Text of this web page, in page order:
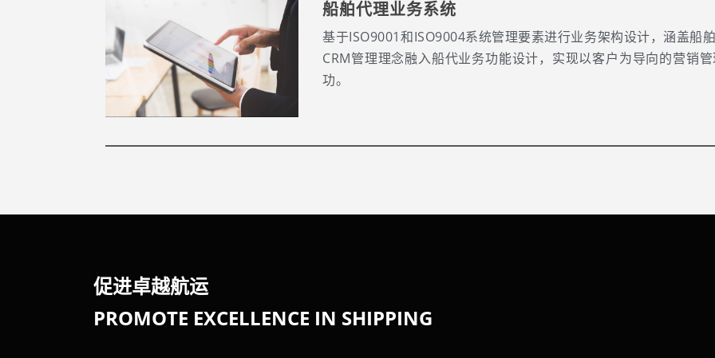
船舶代理业务系统
基于ISO9001和ISO9004系统管理要素进行业务架构设计，涵盖船
CRM管理理念融入船代业务功能设计，实现以客户为导向的营销
功。
促进卓越航运
PROMOTE EXCELLENCE IN SHIPPING